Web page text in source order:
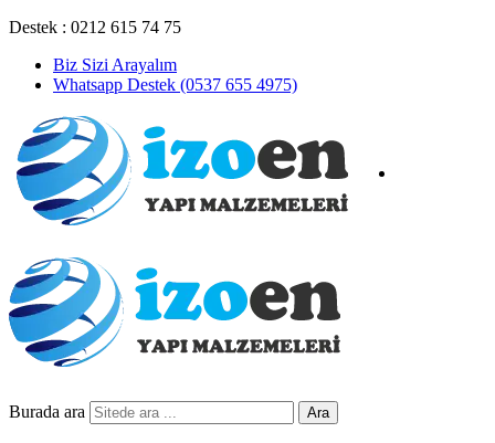
Destek : 0212 615 74 75
Biz Sizi Arayalım
Whatsapp Destek (0537 655 4975)
Burada ara Ara